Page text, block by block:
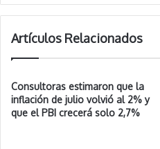
Artículos Relacionados
Consultoras estimaron que la
inflación de julio volvió al 2% y
que el PBI crecerá solo 2,7%